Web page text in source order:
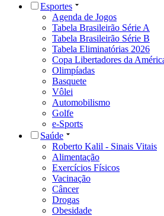
Esportes
Agenda de Jogos
Tabela Brasileirão Série A
Tabela Brasileirão Série B
Tabela Eliminatórias 2026
Copa Libertadores da
Olimpíadas
Basquete
Vôlei
Automobilismo
Golfe
e-Sports
Saúde
Roberto Kalil - Sinais Vitais
Alimentação
Exercícios Físicos
Vacinação
Câncer
Drogas
Obesidade